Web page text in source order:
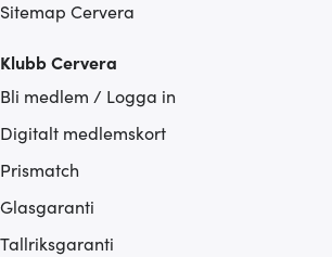
Sitemap Cervera
Klubb Cervera
Bli medlem / Logga in
Digitalt medlemskort
Prismatch
Glasgaranti
Tallriksgaranti